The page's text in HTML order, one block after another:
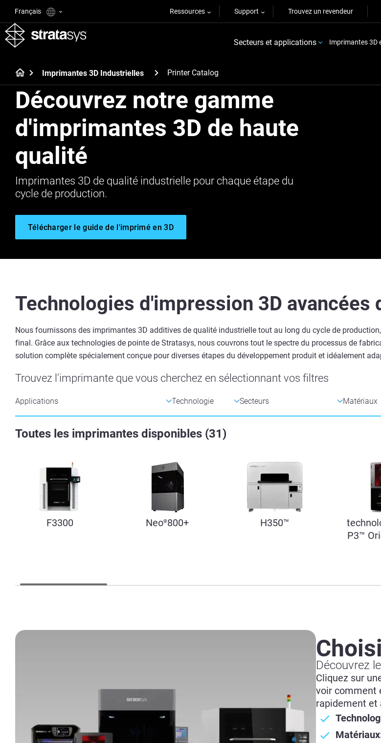
Français Ressources Support Trouvez un revendeur
Secteurs et applications Imprimantes 3D
Imprimantes 3D Industrielles Printer Catalog
Découvrez notre gamme
d'imprimantes 3D de haute
qualité
Imprimantes 3D de qualité industrielle pour chaque étape du
cycle de production.
Télécharger le guide de l'imprimé en 3D
Technologies d'impression 3D avancées
Nous fournissons des imprimantes 3D additives de qualité industrielle tout au long du cycle de
final. Grâce aux technologies de pointe de Stratasys, nous couvrons tout le spectre du processus de
solution complète spécialement conçue pour diverses étapes du développement produit et idéalement
Trouvez l'imprimante que vous cherchez en sélectionnant vos filtres
Toutes les imprimantes disponibles (31)
F3300 Neo®800+ H350™
P3™
Découvrez
Cliquez sur
voir comment
rapidement et